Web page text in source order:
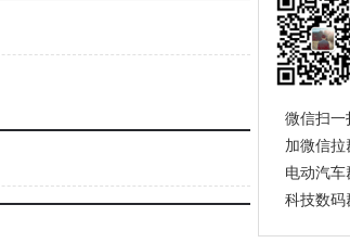
微信扫一
加微信拉
电动汽车
科技数码